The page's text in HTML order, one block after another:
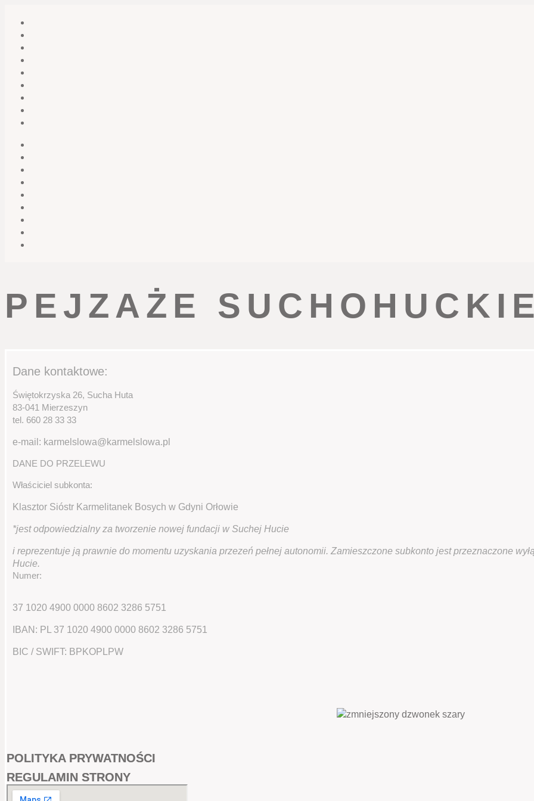
PEJZAŻE
Dane kontaktowe:
Świętokrzyska 26, Sucha Huta
83-041 Mierzeszyn
tel. 660 28 33 33
e-mail: karmelslowa@karmelslowa.pl
DANE DO PRZELEWU
Właściciel subkonta:
Klasztor Sióstr Karmelitanek Bosych w Gdyni Orłowie
*jest odpowiedzialny za tworzenie nowej fundacji w Suchej Hucie
i reprezentuje ją prawnie do momentu uzyskania przezeń pełnej autonomii. Zamieszczone subkonto jest przeznaczone
Hucie.
Numer:
37 1020 4900 0000 8602 3286 5751
IBAN: PL 37 1020 4900 0000 8602 3286 5751
BIC / SWIFT: BPKOPLPW
POLITYKA PRYWATNOŚCI
REGULAMIN STRONY